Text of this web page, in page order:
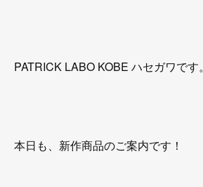
PATRICK LABO KOBE ハセガワです。
本日も、新作商品のご案内です！